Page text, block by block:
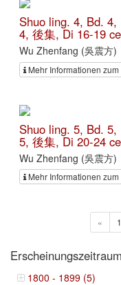
Shuo ling. 4, Bd.
4, 後集, Di 16-19
Wu Zhenfang (吳震方)
Mehr Informationen zum
Shuo ling. 5, Bd.
5, 後集, Di 20-24
Wu Zhenfang (吳震方)
Mehr Informationen zum
«
Erscheinungszeitraum
1800 - 1899 (5)